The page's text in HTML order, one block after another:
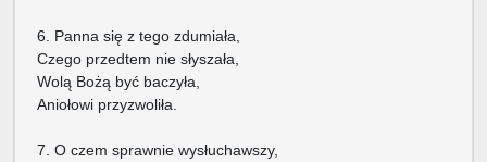
6. Panna się z tego zdumiała,
Czego przedtem nie słyszała,
Wolą Bożą być baczyła,
Aniołowi przyzwoliła.
7. O czem sprawnie wysłuchawszy,